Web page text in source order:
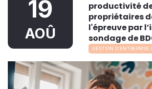
19
AOÛ
productivité
propriétaires
l'épreuve par
sondage de
GESTION D'ENTREPRISE